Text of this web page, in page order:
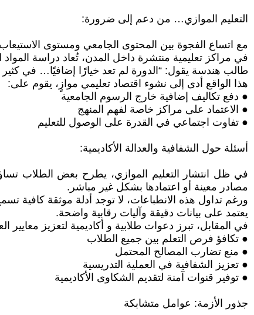
التعليم الموازي… من دعم إلى ضرورة:
مع اتساع الفجوة بين المحتوى الجامعي ومستوى
في مراكز تعليمية منتشرة داخل المدن، تُعاد دراسة المواد
طالب هندسة يقول: “الدورة لم تعد خيارًا إضافيًا… في
هذا الواقع أدى إلى نشوء اقتصاد تعليمي موازٍ، يقوم على:
● دفع تكاليف إضافية خارج الرسوم الجامعية
● الاعتماد على مراكز خاصة لفهم المنهج
● تفاوت اجتماعي في القدرة على الوصول للتعليم
أسئلة حول الشفافية والعدالة الأكاديمية:
في ظل انتشار التعليم الموازي، يطرح بعض الطلاب
مصادر معينة أو اعتمادها بشكل غير مباشر.
ورغم تداول هذه الانطباعات، لا توجد أدلة موثقة
يعتمد على بيانات دقيقة وآليات رقابية واضحة.
في المقابل، تبرز دعوات طلابية و أكاديمية لتعزيز معايير
● تكافؤ فرص التعلم بين جميع الطلاب
● منع تضارب المصالح المحتمل
● تعزيز الشفافية في العملية التدريسية
● توفير قنوات آمنة لتقديم الشكاوى الأكاديمية
جذور الأزمة: عوامل متشابكة